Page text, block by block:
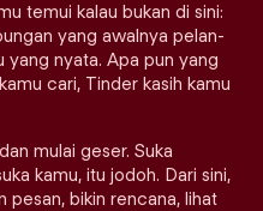
temui kalau bukan di sini:
yang awalnya pelan-
yang nyata. Apa pun yang
cari, Tinder kasih kamu
mulai geser. Suka
kamu, itu jodoh. Dari sini,
pesan, bikin rencana, lihat